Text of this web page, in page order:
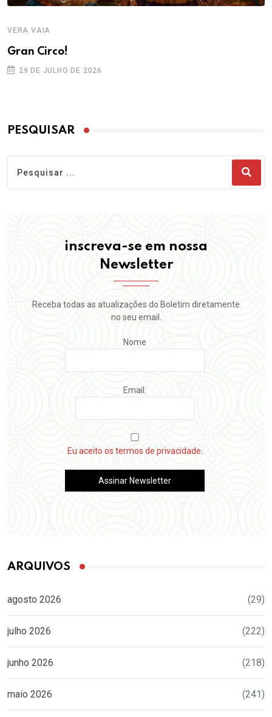
VERA VAIA
Gran Circo!
29 DE JULHO DE 2026
PESQUISAR
inscreva-se em nossa
Newsletter
Receba todas as atualizações do Boletim diretamente
no seu email.
Nome
Email:
Eu aceito os termos de privacidade.
ARQUIVOS
agosto 2026 (29)
julho 2026 (222)
junho 2026 (218)
maio 2026 (241)